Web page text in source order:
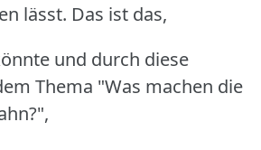
lässt. Das ist das,
und durch diese
Thema "Was machen die